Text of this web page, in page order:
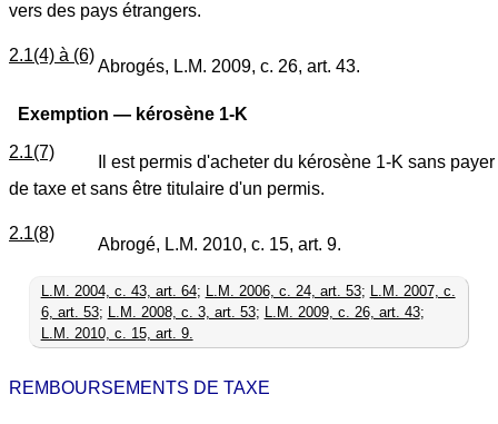
vers des pays étrangers.
2.1(4) à (6)
Abrogés, L.M. 2009, c. 26, art. 43.
Exemption — kérosène 1-K
2.1(7)
Il est permis d'acheter du kérosène 1-K sans payer
de taxe et sans être titulaire d'un permis.
2.1(8)
Abrogé, L.M. 2010, c. 15, art. 9.
L.M. 2004, c. 43, art. 64; L.M. 2006, c. 24, art. 53; L.M. 2007, c.
6, art. 53; L.M. 2008, c. 3, art. 53; L.M. 2009, c. 26, art. 43;
L.M. 2010, c. 15, art. 9.
REMBOURSEMENTS DE TAXE